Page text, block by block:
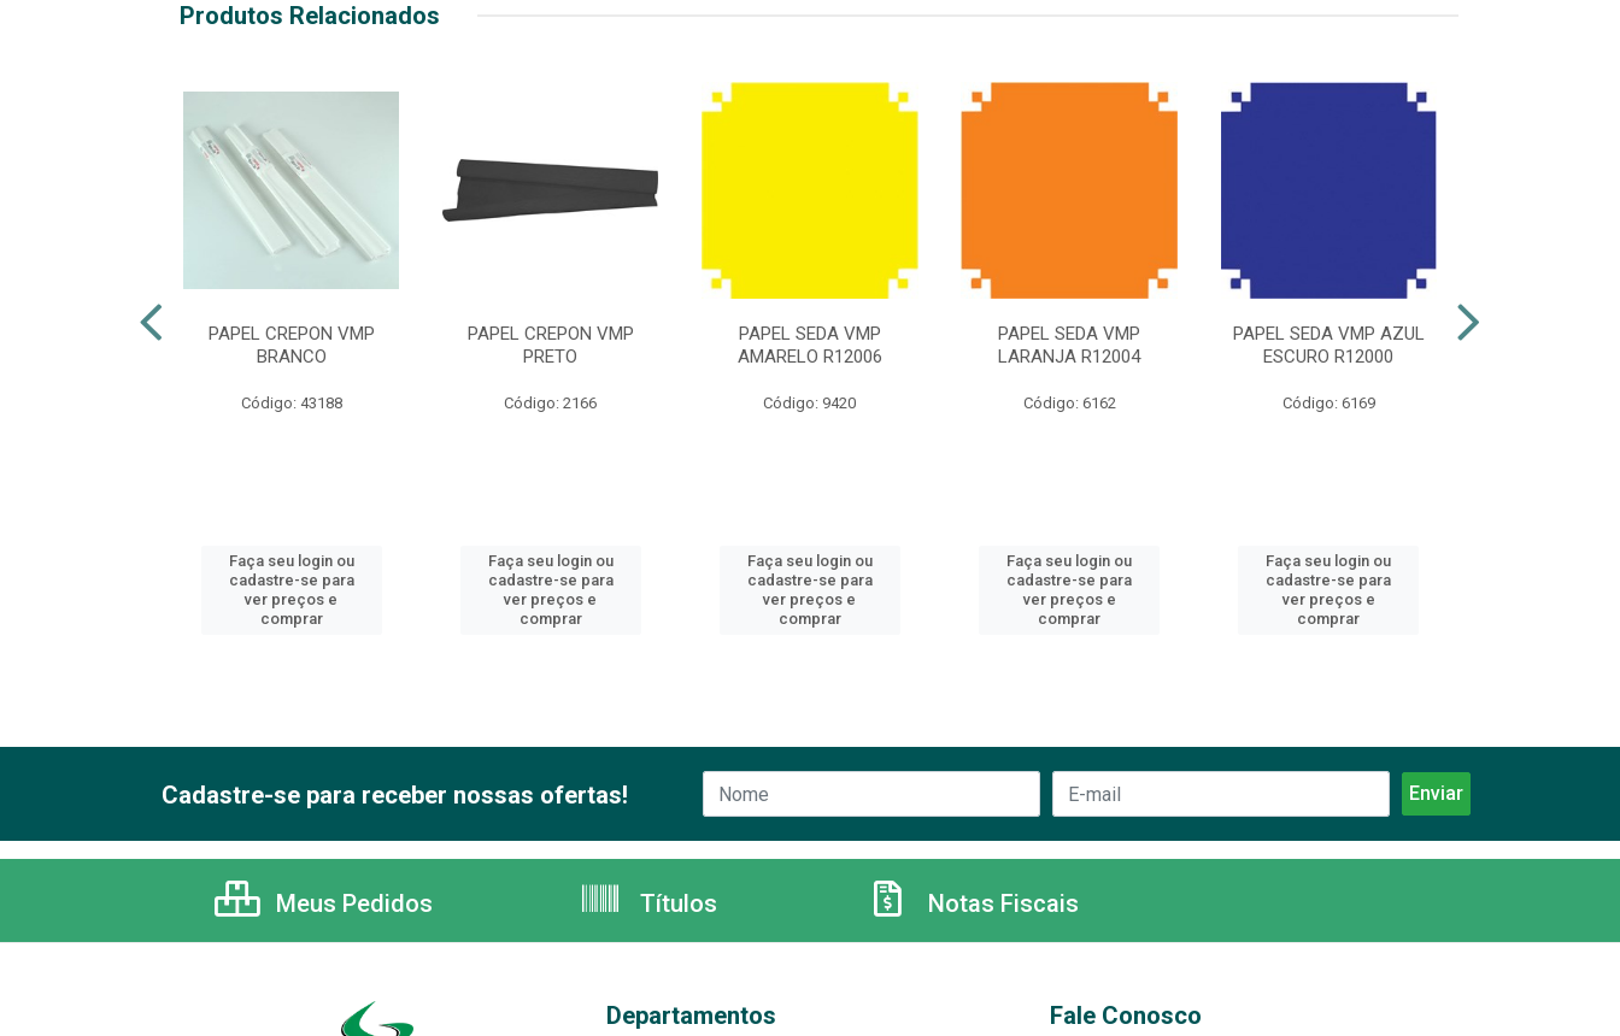
Produtos Relacionados
PAPEL CREPON VMP
BRANCO
Código: 43188
Faça seu login ou
cadastre-se para
ver preços e
comprar
PAPEL CREPON VMP
PRETO
Código: 2166
Faça seu login ou
cadastre-se para
ver preços e
comprar
PAPEL SEDA VMP
AMARELO R12006
Código: 9420
Faça seu login ou
cadastre-se para
ver preços e
comprar
PAPEL SEDA VMP
LARANJA R12004
Código: 6162
Faça seu login ou
cadastre-se para
ver preços e
comprar
PAPEL SEDA VMP AZUL
ESCURO R12000
Código: 6169
Faça seu login ou
cadastre-se para
ver preços e
comprar
Cadastre-se para receber nossas ofertas!
Meus Pedidos Títulos Notas Fiscais
Departamentos Fale Conosco